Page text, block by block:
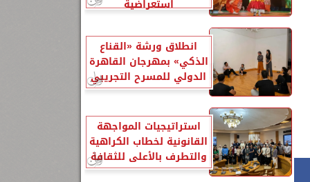
استعراضية
انطلاق ورشة «القناع
الذكي» بمهرجان القاهرة
الدولي للمسرح التجريبي
استراتيجيات المواجهة
القانونية لخطاب الكراهية
والتطرف بالأعلى للثقافة